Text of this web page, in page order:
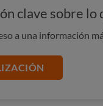
clave sobre lo
a una información